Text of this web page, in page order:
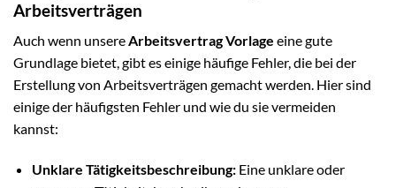
Arbeitsverträgen
Auch wenn unsereArbeitsvertrag Vorlage eine gute
Grundlage bietet, gibt es einige häufige Fehler, die bei der
Erstellung von Arbeitsverträgen gemacht werden. Hier sind
einige der häufigsten Fehler und wie du sie vermeiden
kannst:
Unklare Tätigkeitsbeschreibung:Eine unklare oder